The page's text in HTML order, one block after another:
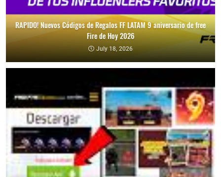
RAPIDO! Nuevos Códigos de Regalos FF LATAM 9 aniversario de free
Fire de Hoy 2026
July 18, 2026